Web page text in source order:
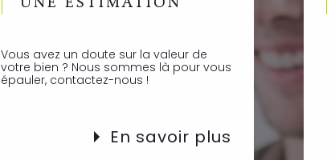
UNE ESTIMATION
Vous avez un doute sur la valeur de
votre bien ? Nous sommes là pour vous
épauler, contactez-nous !
En savoir plus